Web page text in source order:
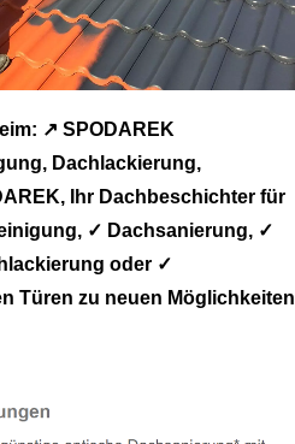
↗️ SPODAREK
Dachlackierung,
Ihr Dachbeschichter für
✓ Dachsanierung, ✓
oder ✓
Türen zu neuen Möglichkeiten